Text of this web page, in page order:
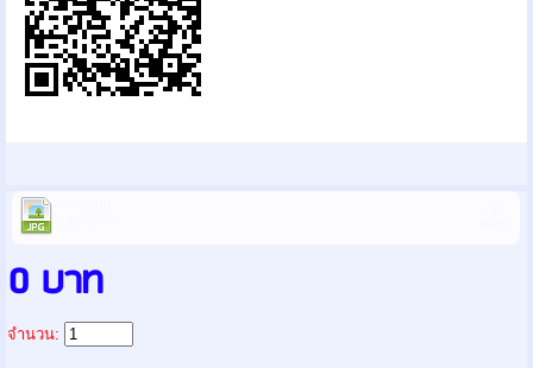
0 บาท
จำนวน: